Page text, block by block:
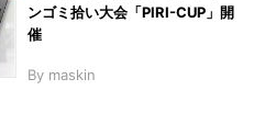
ンゴミ拾い大会「PIRI-CUP」開
催
By maskin